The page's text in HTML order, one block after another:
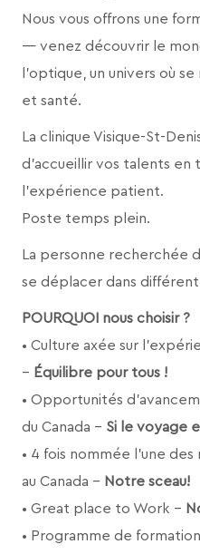
Nous vous offrons une
— venez découvrir le
l’optique, un univers où
et santé.
La clinique Visique-St-
d’accueillir vos talents en
l’expérience patient.
Poste temps plein.
La personne recherchée
se déplacer dans
POURQUOI nous choisir ?
• Culture axée sur
– Équilibre pour tous !
• Opportunités
du Canada – Si le voyage
• 4 fois nommée l’une
au Canada – Notre sceau!
• Great place to Work –
• Programme de